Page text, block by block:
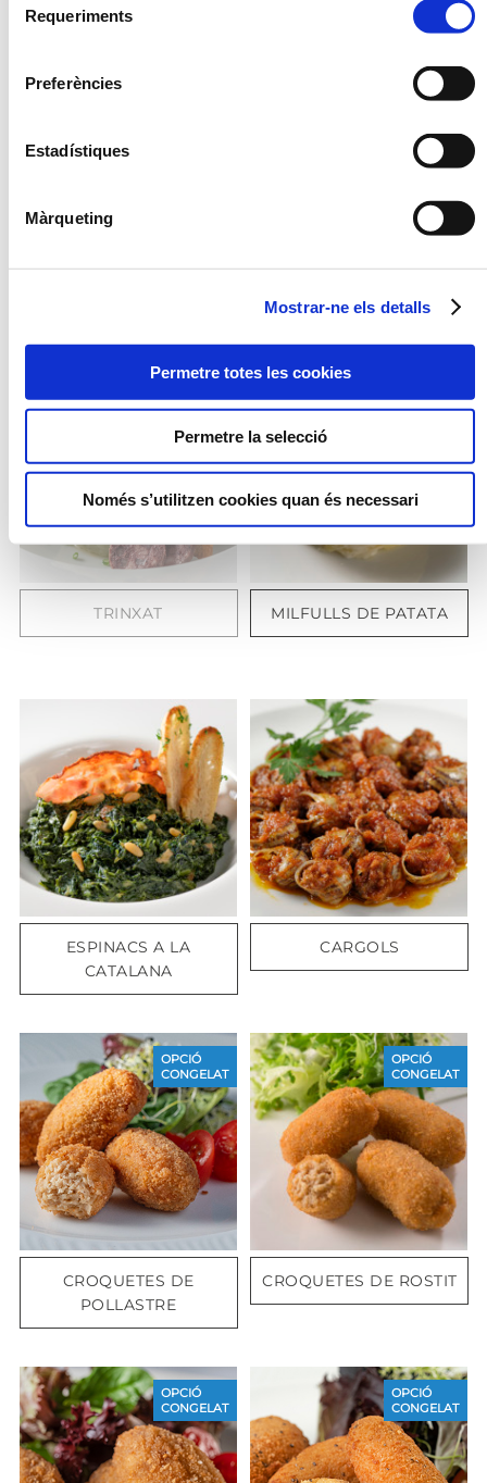
Requeriments
Preferències
Estadístiques
Màrqueting
Mostrar-ne els detalls
Permetre totes les cookies
Permetre la selecció
Només s’utilitzen cookies quan és necessari
L'OLI D'ALFÀBREGA
TRINXAT MILFULLS DE PATATA
ESPINACS A LA
CATALANA
CARGOLS
CROQUETES DE
POLLASTRE
OPCIÓ
CONGELAT
CROQUETES DE ROSTIT
OPCIÓ
CONGELAT
OPCIÓ
CONGELAT
OPCIÓ
CONGELAT